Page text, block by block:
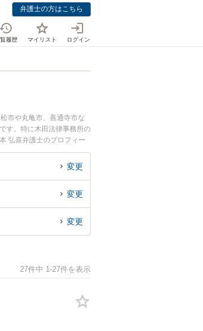
弁護士の方はこちら
履歴 マイリスト ログイン
市や丸亀市、善通寺市な
す。特に木田法律事務所の
弘喜弁護士のプロフィー
談したい』『契約書・借用
の弁護士に相談予約した
変更
変更
変更
27件中 1-27件を表示